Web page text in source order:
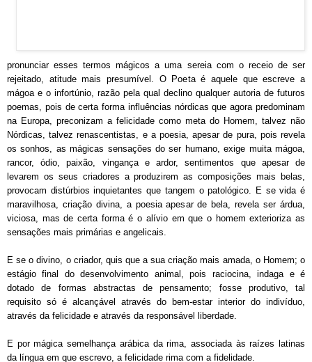
pronunciar esses termos mágicos a uma sereia com o receio de ser
rejeitado, atitude mais presumível. O Poeta é aquele que escreve a
mágoa e o infortúnio, razão pela qual declino qualquer autoria de futuros
poemas, pois de certa forma influências nórdicas que agora predominam
na Europa, preconizam a felicidade como meta do Homem, talvez não
Nórdicas, talvez renascentistas, e a poesia, apesar de pura, pois revela
os sonhos, as mágicas sensações do ser humano, exige muita mágoa,
rancor, ódio, paixão, vingança e ardor, sentimentos que apesar de
levarem os seus criadores a produzirem as composições mais belas,
provocam distúrbios inquietantes que tangem o patológico. E se vida é
maravilhosa, criação divina, a poesia apesar de bela, revela ser árdua,
viciosa, mas de certa forma é o alívio em que o homem exterioriza as
sensações mais primárias e angelicais.
E se o divino, o criador, quis que a sua criação mais amada, o Homem; o
estágio final do desenvolvimento animal, pois raciocina, indaga e é
dotado de formas abstractas de pensamento; fosse produtivo, tal
requisito só é alcançável através do bem-estar interior do indivíduo,
através da felicidade e através da responsável liberdade.
E por mágica semelhança arábica da rima, associada às raízes latinas
da língua em que escrevo, a felicidade rima com a fidelidade.